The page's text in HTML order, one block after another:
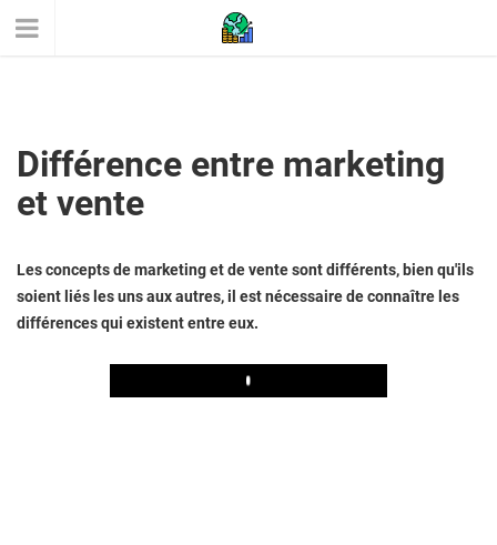
Différence entre marketing
et vente
Les concepts de marketing et de vente sont différents, bien qu'ils
soient liés les uns aux autres, il est nécessaire de connaître les
différences qui existent entre eux.
Play